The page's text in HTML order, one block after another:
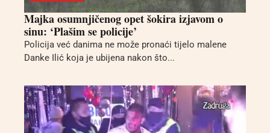
Majka osumnjičenog opet šokira izjavom o
sinu: ‘Plašim se policije’
Policija već danima ne može pronaći tijelo malene
Danke Ilić koja je ubijena nakon što...